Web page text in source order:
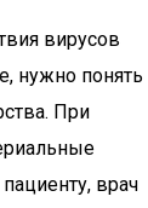
вирусов
нужно понять
При
врач